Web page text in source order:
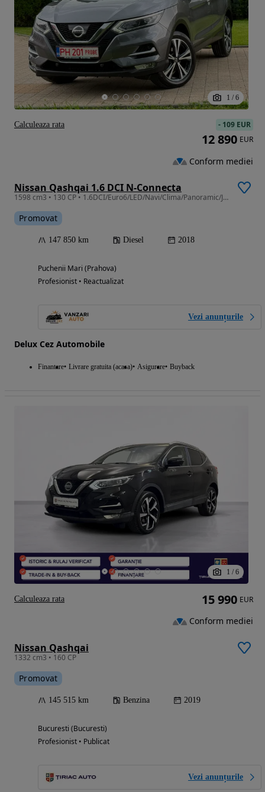
1 / 6
Nissan Qashqai 1.6 DCI N-Connecta
1598 cm3 • 130 CP • 1.6DCI/Euro6/LED/Navi/Clima/Panoramic/Jante R18
Promovat
147 850 km Diesel 2018
Puchenii Mari (Prahova)
Profesionist • Reactualizat
Vezi anunțurile
Delux Cez Automobile
Finantare Livrare gratuita (acasa) Asigurare Buyback
- 109 EUR
12 890 EUR
Conform mediei
Calculeaza rata
1 / 6
Nissan Qashqai
1332 cm3 • 160 CP
Promovat
145 515 km Benzina 2019
Bucuresti (Bucuresti)
Profesionist • Publicat
Vezi anunțurile
15 990 EUR
Conform mediei
Calculeaza rata